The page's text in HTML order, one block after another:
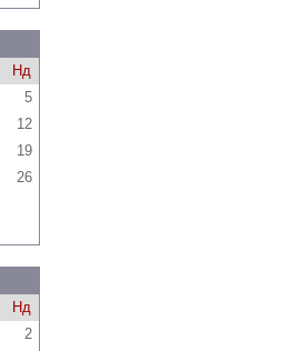
Нд
5
12
19
26
Нд
2